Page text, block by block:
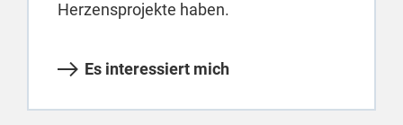
Herzensprojekte haben.
Es interessiert mich